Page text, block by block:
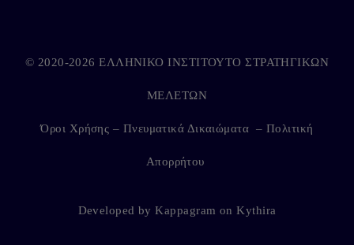
© 2020-2026 ΕΛΛΗΝΙΚΟ ΙΝΣΤΙΤΟΥΤΟ ΣΤΡΑΤΗΓΙΚΩΝ
ΜΕΛΕΤΩΝ
Όροι Χρήσης – Πνευματικά Δικαιώματα – Πολιτική
Απορρήτου
Developed byKappagram onKythira